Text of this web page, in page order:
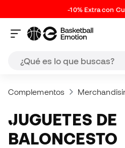
-10% Extra con
Complementos
JUGUETES DE
BALONCESTO